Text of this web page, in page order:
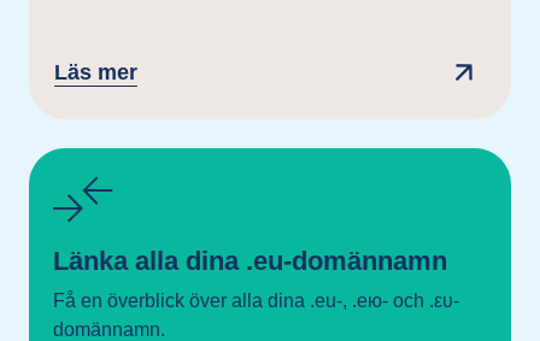
Läs mer
Länka alla dina .eu-domännamn
Få en överblick över alla dina .eu-, .ею- och .ευ-
domännamn.